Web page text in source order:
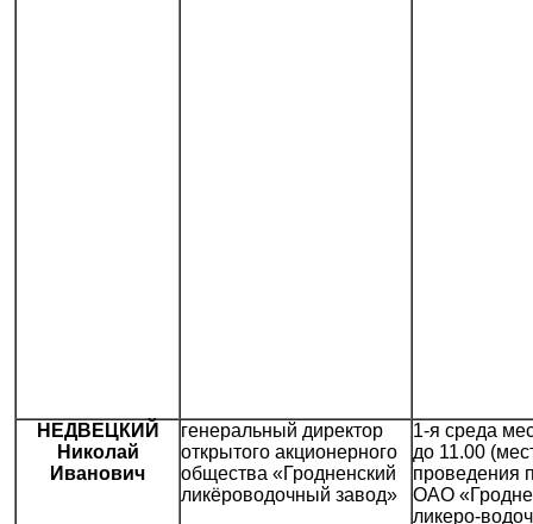
НЕДВЕЦКИЙ
Николай
Иванович
генеральный директор
открытого акционерного
общества «Гродненский
ликёроводочный завод»
1-я среда
до 11.00
проведения
ОАО
ликеро-